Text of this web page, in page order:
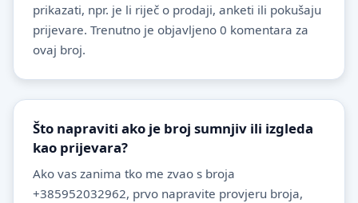
prikazati, npr. je li riječ o prodaji, anketi ili pokušaju
prijevare. Trenutno je objavljeno 0 komentara za
ovaj broj.
Što napraviti ako je broj sumnjiv ili izgleda
kao prijevara?
Ako vas zanima tko me zvao s broja
+385952032962, prvo napravite provjeru broja,